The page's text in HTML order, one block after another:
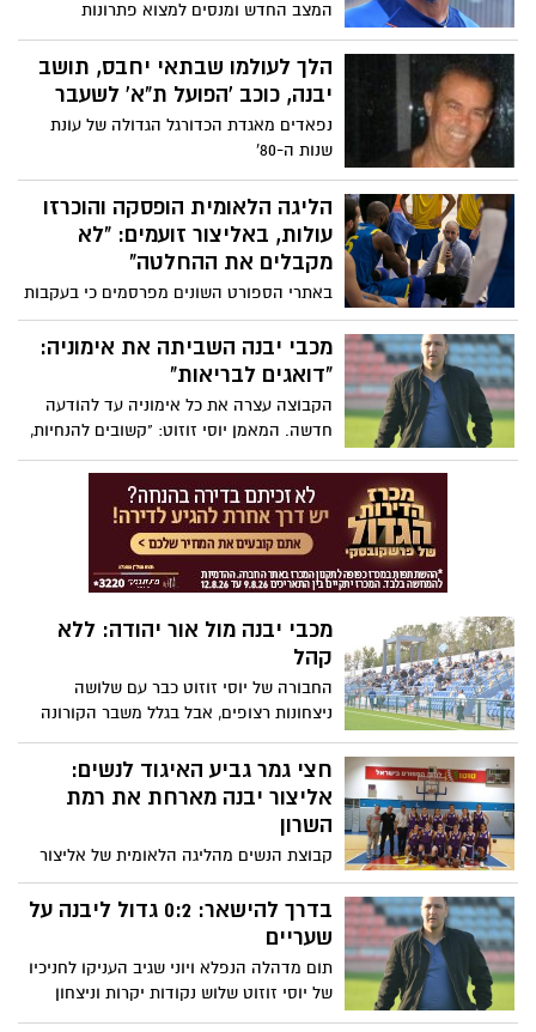
המצב החדש ומנסים למצוא פתרונות
יצירתיים לשמור את השחקנים ואנשי המועדון
בשיגרה ככל הניתן. בשלב זה, המאמן שי חג'ג'
חשב על פתרון יצירתי כאשר כל פעם יגיעו
לביתו שני שחקנים שיערכו אימונים אישיים
הלך לעולמו שבתאי יחבס, תושב
יבנה, כוכב 'הפועל ת"א' לשעבר
נפאדים מאגדת הכדורגל הגדולה של עונת
שנות ה-80'
הליגה הלאומית הופסקה והוכרזו
עולות, באליצור זועמים: "לא
מקבלים את ההחלטה"
באתרי הספורט השונים מפרסמים כי בעקבות
סיום ליגת העל בכדורסל, גם הליגה הלאומית
ככל הנראה נפסקת - ובאליצור נערכים לקרב:
"לא ייתכן כי הכרעה מסוג זה תעשה ללא דיון
מכבי יבנה השביתה את אימוניה:
"דואגים לבריאות"
הקבוצה עצרה את כל אימוניה עד להודעה
חדשה. המאמן יוסי זוזוט: "קשובים להנחיות,
בעזרת השם נצא מהמצב הזה חזקים יותר"
מכבי יבנה מול אור יהודה: ללא
קהל
החבורה של יוסי זוזוט כבר עם שלושה
ניצחונות רצופים, אבל בגלל משבר הקורונה
הוציאה הקבוצה הודעה כי תישמע להנחיות
משרד הבריאות והודיעה: המשחק ללא קהל
חצי גמר גביע האיגוד לנשים:
אליצור יבנה מארחת את רמת
השרון
קבוצת הנשים מהליגה הלאומית של אליצור
יבנה תנסה להעפיל לגמר גביע איגוד
הכדורסל. הקבוצה המצוינת של המאמן אמיל
רמת השרון למשחק הראשון בסדרה של הטוב
בדרך להישאר: 0:2 גדול ליבנה על
שעריים
תום מדהלה הנפלא ויוני שגיב העניקו לחניכיו
של יוסי זוזוט שלוש נקודות יקרות וניצחון
שלישי ברציפות, שהעלה אותם למקום שממנו